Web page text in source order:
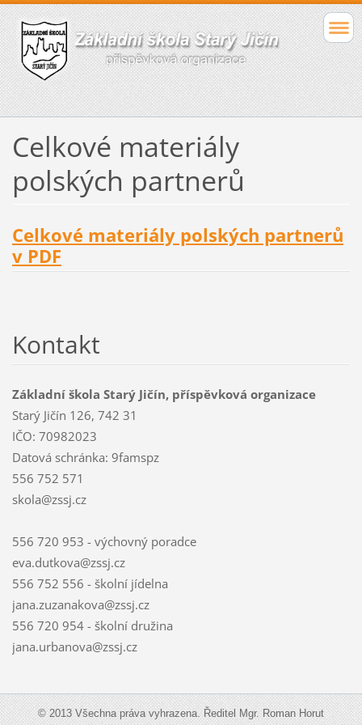
Celkové materiály
polských partnerů
Celkové materiály polských partnerů
v PDF
Kontakt
Základní škola Starý Jičín, příspěvková organizace
Starý Jičín 126, 742 31
IČO: 70982023
Datová schránka: 9famspz
556 752 571
skola@zssj.cz
556 720 953 - výchovný poradce
eva.dutkova@zssj.cz
556 752 556 - školní jídelna
jana.zuzanakova@zssj.cz
556 720 954 - školní družina
jana.urbanova@zssj.cz
© 2013 Všechna práva vyhrazena. Ředitel Mgr. Roman Horut